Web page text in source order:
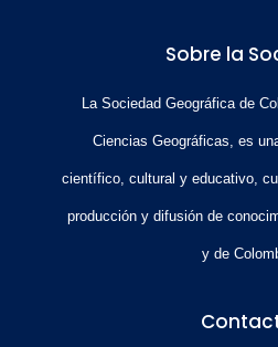
Sobre la
La Sociedad Geográfica de
Ciencias Geográficas, es
científico, cultural y educativo,
producción y difusión de
y de